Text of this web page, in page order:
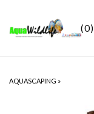
(0)
AQUASCAPING »